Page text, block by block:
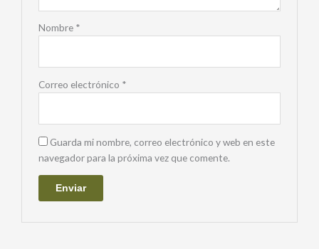
Nombre *
Correo electrónico *
Guarda mi nombre, correo electrónico y web en este
navegador para la próxima vez que comente.